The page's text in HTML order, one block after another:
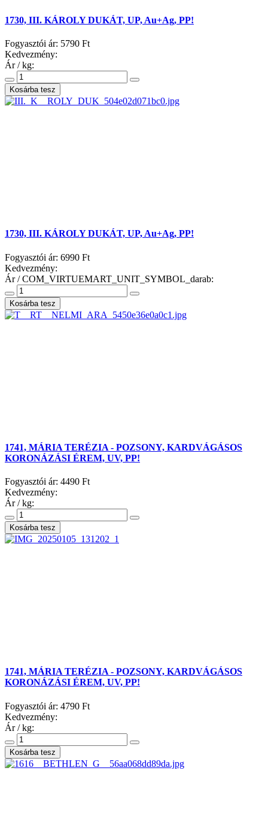
1730, III. KÁROLY DUKÁT, UP, Au+Ag, PP!
Fogyasztói ár: 5790 Ft
Kedvezmény:
Ár / kg:
1730, III. KÁROLY DUKÁT, UP, Au+Ag, PP!
Fogyasztói ár: 6990 Ft
Kedvezmény:
Ár / COM_VIRTUEMART_UNIT_SYMBOL_darab:
1741, MÁRIA TERÉZIA - POZSONY, KARDVÁGÁSOS
KORONÁZÁSI ÉREM, UV, PP!
Fogyasztói ár: 4490 Ft
Kedvezmény:
Ár / kg:
1741, MÁRIA TERÉZIA - POZSONY, KARDVÁGÁSOS
KORONÁZÁSI ÉREM, UV, PP!
Fogyasztói ár: 4790 Ft
Kedvezmény:
Ár / kg: